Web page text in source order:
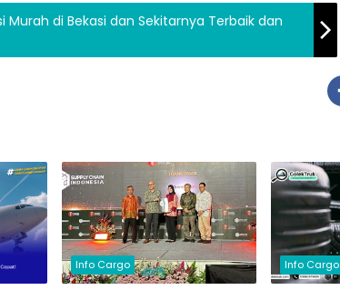
Murah di Bekasi dan Sekitarnya Terbaik dan
Info Cargo Info Cargo